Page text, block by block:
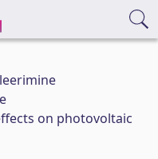
on photovoltaic